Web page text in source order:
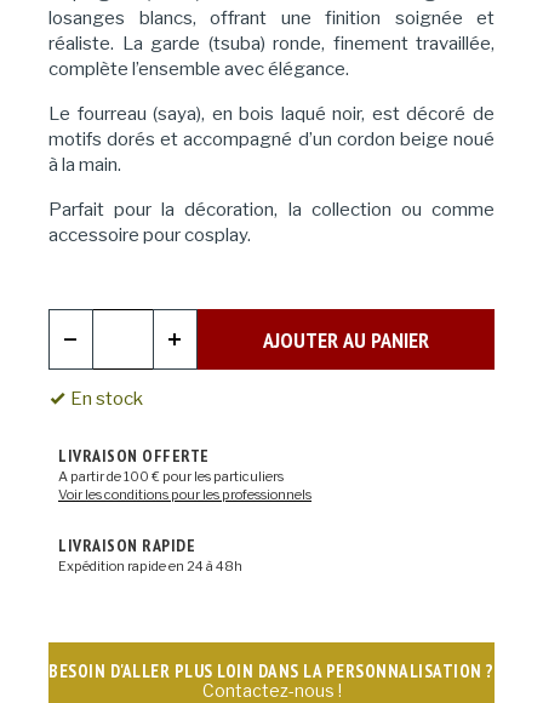
losanges blancs, offrant une finition soignée et
réaliste. La garde (tsuba) ronde, finement travaillée,
complète l’ensemble avec élégance.
Le fourreau (saya), en bois laqué noir, est décoré de
motifs dorés et accompagné d’un cordon beige noué
à la main.
Parfait pour la décoration, la collection ou comme
accessoire pour cosplay.
AJOUTER AU PANIER
En stock
LIVRAISON OFFERTE
A partir de 100 € pour les particuliers
Voir les conditions pour les professionnels
LIVRAISON RAPIDE
Expédition rapide en 24 à 48h
BESOIN D'ALLER PLUS LOIN DANS LA PERSONNALISATION ?
Contactez-nous !